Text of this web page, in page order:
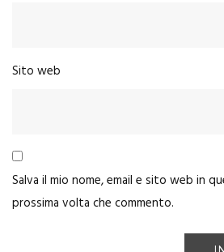
Sito web
Salva il mio nome, email e sito web in
prossima volta che commento.